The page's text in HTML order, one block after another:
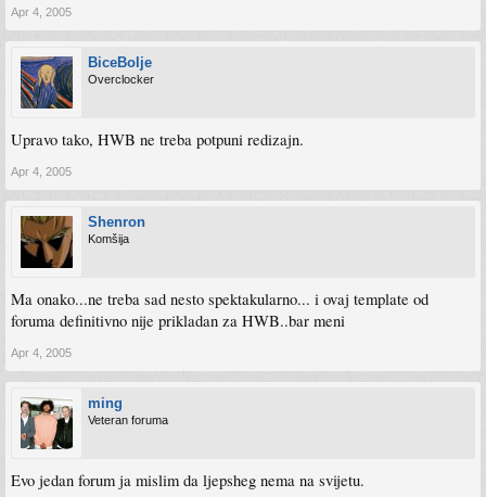
Apr 4, 2005
BiceBolje
Overclocker
Upravo tako, HWB ne treba potpuni redizajn.
Apr 4, 2005
Shenron
Komšija
Ma onako...ne treba sad nesto spektakularno... i ovaj template od
foruma definitivno nije prikladan za HWB..bar meni
Apr 4, 2005
ming
Veteran foruma
Evo jedan forum ja mislim da ljepsheg nema na svijetu.